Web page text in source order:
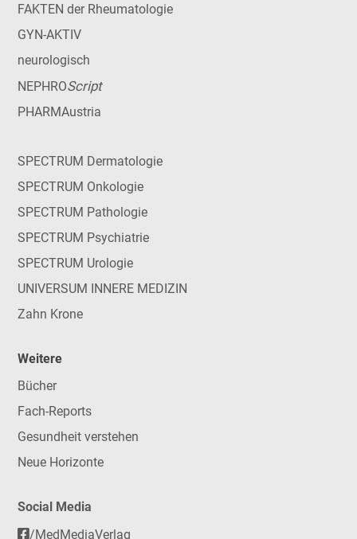
FAKTEN der Rheumatologie
GYN-AKTIV
neurologisch
NEPHROScript
PHARMAustria
SPECTRUM Dermatologie
SPECTRUM Onkologie
SPECTRUM Pathologie
SPECTRUM Psychiatrie
SPECTRUM Urologie
UNIVERSUM INNERE MEDIZIN
Zahn Krone
Weitere
Bücher
Fach-Reports
Gesundheit verstehen
Neue Horizonte
Social Media
/MedMediaVerlag